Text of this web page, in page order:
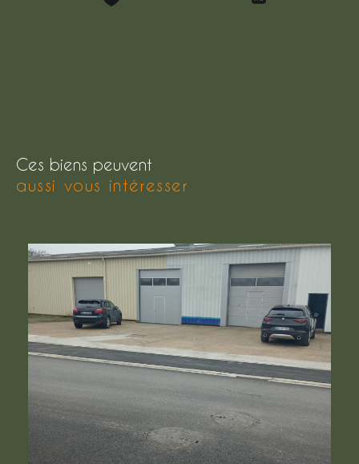
Ces biens peuvent
aussi vous intéresser